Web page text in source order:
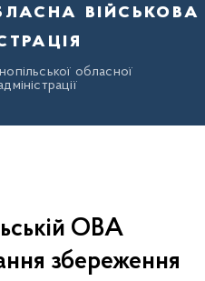
військова
обласної
ОВА
збереження